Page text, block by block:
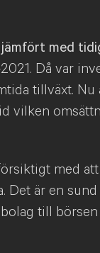
med
Då var
tillväxt. Nu
vilken
med
Det är en
till börsen